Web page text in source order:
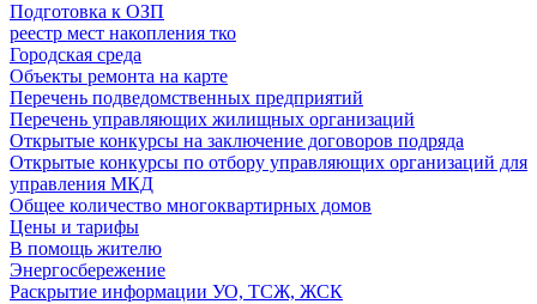
Подготовка к ОЗП
реестр мест накопления тко
Городская среда
Объекты ремонта на карте
Перечень подведомственных предприятий
Перечень управляющих жилищных организаций
Открытые конкурсы на заключение договоров подряда
Открытые конкурсы по отбору управляющих организаций для
управления МКД
Общее количество многоквартирных домов
Цены и тарифы
В помощь жителю
Энергосбережение
Раскрытие информации УО, ТСЖ, ЖСК